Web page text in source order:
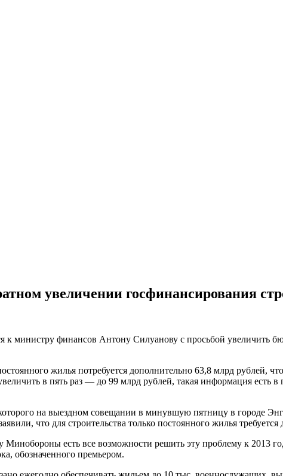
увеличении госфинансирования
министру финансов Антону Силуанову с просьбой увеличить
жилья потребуется дополнительно 63,8 млрд рублей,
в пять раз — до 99 млрд рублей, такая информация
на выездном совещании в минувшую пятницу в городе
что для строительства только постоянного жилья
есть все возможности решить эту проблему к 2013
обозначенного премьером.